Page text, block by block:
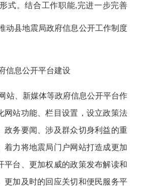
式。结合工作职能,完进一步完善
动县地震局政府信息公开工作制度
信息公开平台建设
站、新媒体等政府信息公开平台作
网站功能、栏目设置，设立政策法
政务要闻、涉及群众切身利益的重
着力将地震局门户网站打造成更加
平台、更加权威的政策发布解读和
更加及时的回应关切和便民服务平